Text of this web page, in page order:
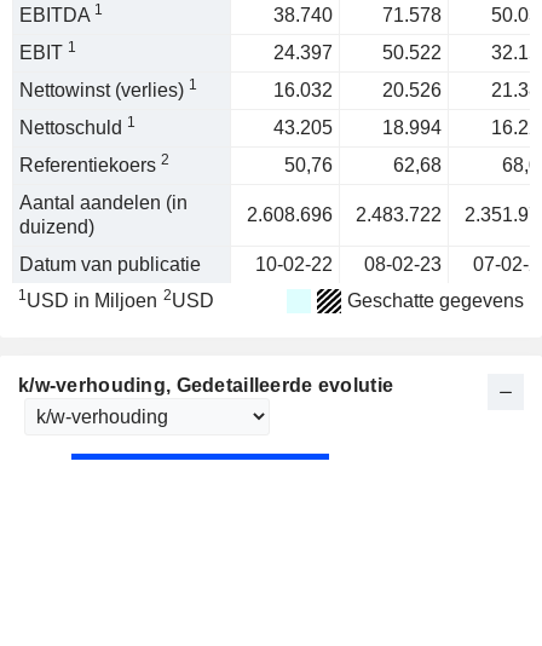
EBITDA 1 38.740 71.578
EBIT 1 24.397 50.522
Nettowinst (verlies) 1 16.032 20.526
Nettoschuld 1 43.205 18.994
Referentiekoers 2 50,76 62,68
Aantal aandelen (in
duizend)
2.608.696 2.483.722
Datum van publicatie 10-02-22 08-02-23 07-02-
1USD in Miljoen 2USD Geschatte gegevens
k/w-verhouding, Gedetailleerde evolutie